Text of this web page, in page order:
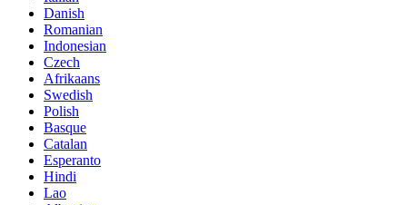
Danish
Romanian
Indonesian
Czech
Afrikaans
Swedish
Polish
Basque
Catalan
Esperanto
Hindi
Lao